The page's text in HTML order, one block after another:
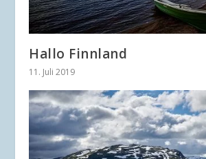
Hallo Finnland
11. Juli 2019